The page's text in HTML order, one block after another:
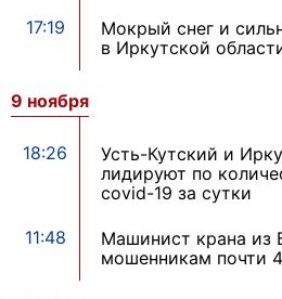
17:19
Мокрый снег и
в Иркутской
9 ноября
18:26
Усть-Кутский и
лидируют по
covid-19 за сутки
11:48
Машинист крана из
мошенникам почти